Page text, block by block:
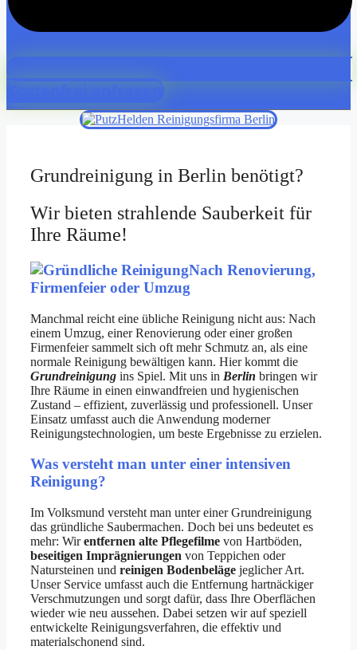
Kostenfrei anfragen
Grundreinigung in Berlin benötigt?
Wir bieten strahlende Sauberkeit für
Ihre Räume!
Nach Renovierung,
Firmenfeier oder Umzug
Manchmal reicht eine übliche Reinigung nicht aus: Nach
einem Umzug, einer Renovierung oder einer großen
Firmenfeier sammelt sich oft mehr Schmutz an, als eine
normale Reinigung bewältigen kann. Hier kommt die
Grundreinigung ins Spiel. Mit uns in Berlin bringen wir
Ihre Räume in einen einwandfreien und hygienischen
Zustand – effizient, zuverlässig und professionell. Unser
Einsatz umfasst auch die Anwendung moderner
Reinigungstechnologien, um beste Ergebnisse zu erzielen.
Was versteht man unter einer intensiven
Reinigung?
Im Volksmund versteht man unter einer Grundreinigung
das gründliche Saubermachen. Doch bei uns bedeutet es
mehr: Wirentfernen alte Pflegefilme von Hartböden,
beseitigen Imprägnierungen von Teppichen oder
Natursteinen und reinigen Bodenbeläge jeglicher Art.
Unser Service umfasst auch die Entfernung hartnäckiger
Verschmutzungen und sorgt dafür, dass Ihre Oberflächen
wieder wie neu aussehen. Dabei setzen wir auf speziell
entwickelte Reinigungsverfahren, die effektiv und
materialschonend sind.